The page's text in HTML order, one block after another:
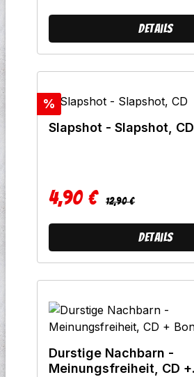
Details
Rabatt
%
Slapshot - Slapshot, CD
Verkaufspreis:
4,90 € Regulärer Preis:
12,90 €
Details
Durstige Nachbarn -
Meinungsfreiheit, CD +